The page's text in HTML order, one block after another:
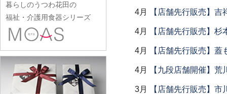
4月 【店舗先行販売】吉
4月 【店舗先行販売】
4月 【店舗先行販売】蓋
4月 【九段店舗開催】荒
3月 【店舗先行販売】
伊藤孝英
井銅心平
稲村真耶
イム サエム
イレヤガラス
岩舘隆（浄法寺）
小泉敦信
こいずみみゆき
古賀雄二郎
小寺暁洋
陶房独歩炎
徳永遊心
富山孝一
土本訓寛・土本久美子
平岡正弘
平林秀幸
廣野俊彦
廣政毅
ふじい製作所
藤崎均
宮岡麻衣子
宮崎孝彦
三輪周太郎
武曽健一
村田森
吉田学
余宮隆
暮らしのうつわ花田の
福祉・介護用食器シリーズ